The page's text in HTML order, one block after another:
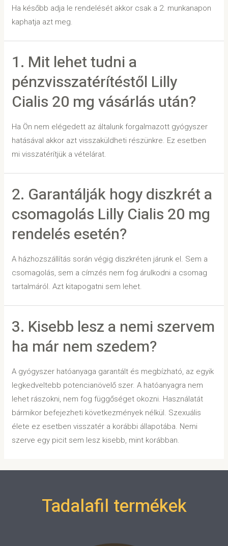
Ha később adja le rendelését akkor csak a 2. munkanapon
kaphatja azt meg.
1. Mit lehet tudni a
pénzvisszatérítéstől Lilly
Cialis 20 mg vásárlás után?
Ha Ön nem elégedett az általunk forgalmazott gyógyszer
hatásával akkor azt visszaküldheti részünkre. Ez esetben
mi visszatérítjük a vételárat.
2. Garantálják hogy diszkrét a
csomagolás Lilly Cialis 20 mg
rendelés esetén?
A házhozszállítás során végig diszkréten járunk el. Sem a
csomagolás, sem a címzés nem fog árulkodni a csomag
tartalmáról. Azt kitapogatni sem lehet.
3. Kisebb lesz a nemi szervem
ha már nem szedem?
A gyógyszer hatóanyaga garantált és megbízható, az egyik
legkedveltebb potencianövelő szer. A hatóanyagra nem
lehet rászokni, nem fog függőséget okozni. Használatát
bármikor befejezheti következmények nélkül. Szexuális
élete ez esetben visszatér a korábbi állapotába. Nemi
szerve egy picit sem lesz kisebb, mint korábban.
Tadalafil termékek